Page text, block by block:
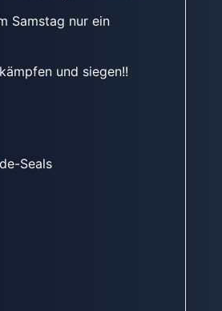
Samstag nur ein
und siegen!!
Seals